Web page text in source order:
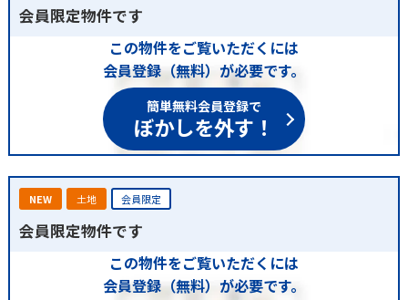
会員限定物件です
この物件をご覧いただくには
会員登録（無料）が必要です。
簡単無料会員登録で
ぼかしを外す！
NEW 土地 会員限定
会員限定物件です
この物件をご覧いただくには
会員登録（無料）が必要です。